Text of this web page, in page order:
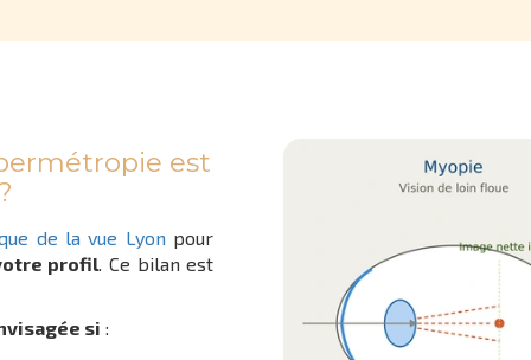
est
de la vue Lyon pour
profil. Ce bilan est
si :